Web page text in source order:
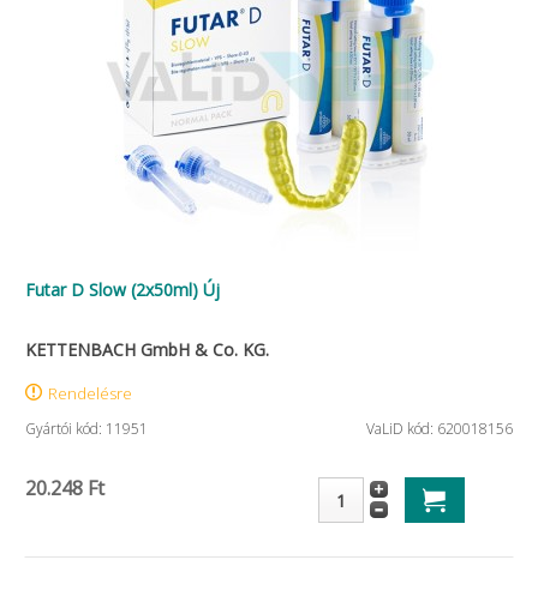
Futar D Slow (2x50ml) Új
KETTENBACH GmbH & Co. KG.
Rendelésre
Gyártói kód: 11951 VaLiD kód: 620018156
20.248 Ft